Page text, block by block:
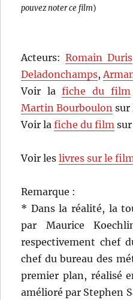
pouvez noter ce film)
Acteurs: Romain Duris
Deladonchamps,
Voir lafiche du film
Martin Bourboulon sur
Voir lafiche du film
Voir leslivres sur le
Remarque :
* Dans la réalité, la
par Maurice
respectivement chef
chef du bureau des
premier plan, réalisé
amélioré par Stephen